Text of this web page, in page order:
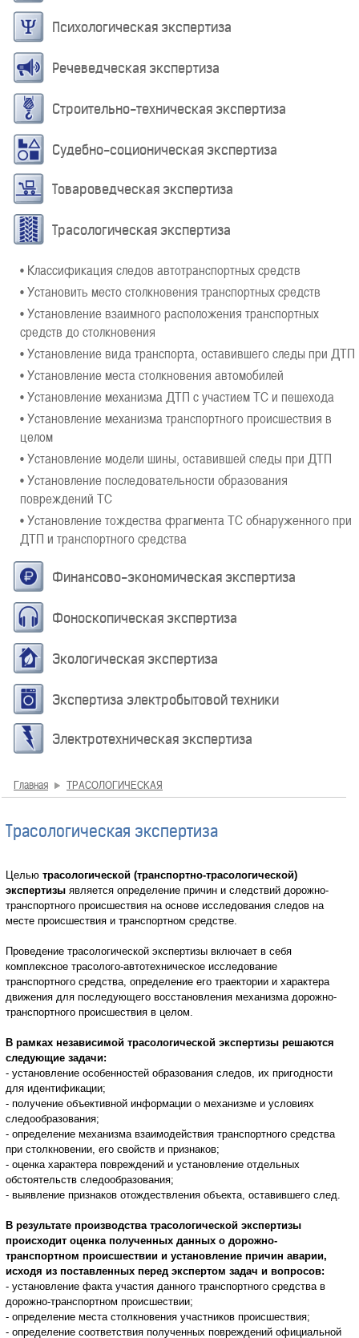
Психологическая экспертиза
Речеведческая экспертиза
Строительно-техническая экспертиза
Судебно-соционическая экспертиза
Товароведческая экспертиза
Трасологическая экспертиза
• Классификация следов автотранспортных средств
• Установить место столкновения транспортных средств
• Установление взаимного расположения транспортных
средств до столкновения
• Установление вида транспорта, оставившего следы при ДТП
• Установление места столкновения автомобилей
• Установление механизма ДТП с участием ТС и пешехода
• Установление механизма транспортного происшествия в
целом
• Установление модели шины, оставившей следы при ДТП
• Установление последовательности образования
повреждений ТС
• Установление тождества фрагмента ТС обнаруженного при
ДТП и транспортного средства
Финансово-экономическая экспертиза
Фоноскопическая экспертиза
Экологическая экспертиза
Экспертиза электробытовой техники
Электротехническая экспертиза
Главная ТРАСОЛОГИЧЕСКАЯ
Трасологическая экспертиза
Целью трасологической (транспортно-трасологической)
экспертизы является определение причин и следствий дорожно-
транспортного происшествия на основе исследования следов на
месте происшествия и транспортном средстве.
Проведение трасологической экспертизы включает в себя
комплексное трасолого-автотехническое исследование
транспортного средства, определение его траектории и характера
движения для последующего восстановления механизма дорожно-
транспортного происшествия в целом.
В рамках независимой трасологической экспертизы решаются
следующие задачи:
- установление особенностей образования следов, их пригодности
для идентификации;
- получение объективной информации о механизме и условиях
следообразования;
- определение механизма взаимодействия транспортного средства
при столкновении, его свойств и признаков;
- оценка характера повреждений и установление отдельных
обстоятельств следообразования;
- выявление признаков отождествления объекта, оставившего след.
В результате производства трасологической экспертизы
происходит оценка полученных данных о дорожно-
транспортном происшествии и установление причин аварии,
исходя из поставленных перед экспертом задач и вопросов:
- установление факта участия данного транспортного средства в
дорожно-транспортном происшествии;
- определение места столкновения участников происшествия;
- определение соответствия полученных повреждений официальной